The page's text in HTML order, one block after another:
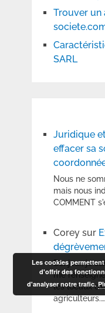
Trouver un
SARL
Juridique
effacer sa
Nous ne
mais nous
COMMENT
Coreysur
Bonjour, je
me
les locaux
agriculteurs.…
Les cookies
d'offrir des
d'analyser notre trafic.